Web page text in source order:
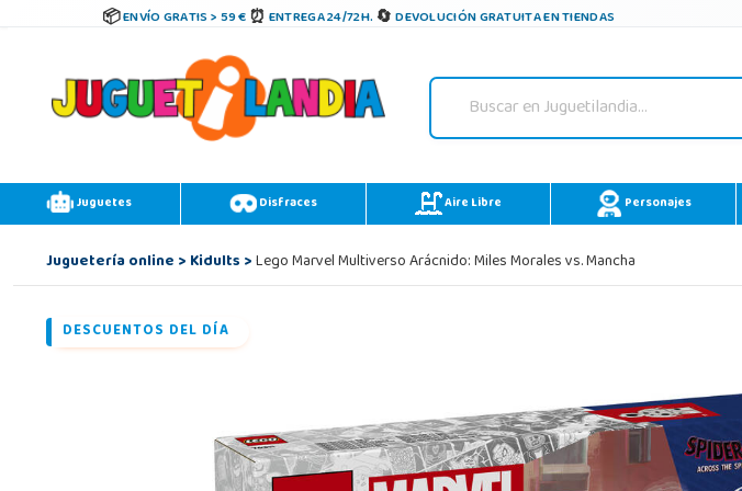
ENVÍO GRATIS > 59 € ENTREGA 24/72H. DEVOLUCIÓN GRATUITA EN TIENDAS
Juguetes Disfraces Aire Libre Personajes
Juguetería online>Kidults>Lego Marvel Multiverso Arácnido: Miles Morales vs. Mancha
DESCUENTOS DEL DÍA